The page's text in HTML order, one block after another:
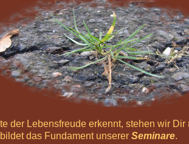
der Lebensfreude erkennt, stehen wir Dir
das Fundament unserer Seminare.